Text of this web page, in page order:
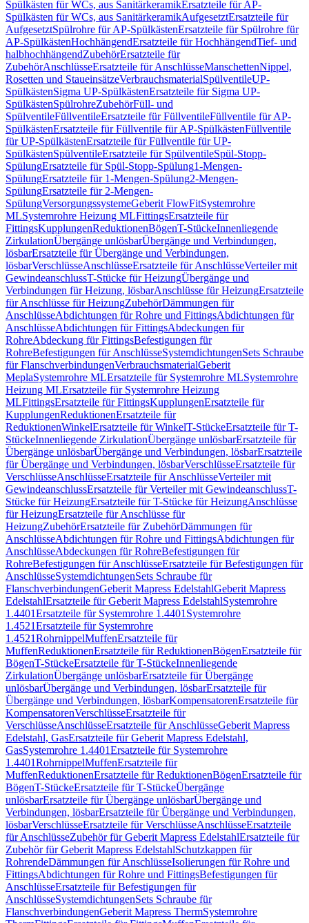
Spülkästen für WCs, aus SanitärkeramikErsatzteile für AP-
Spülkästen für WCs, aus SanitärkeramikAufgesetztErsatzteile für
AufgesetztSpülrohre für AP-SpülkästenErsatzteile für Spülrohre für
AP-SpülkästenHochhängendErsatzteile für HochhängendTief- und
halbhochhängendZubehörErsatzteile für
ZubehörAnschlüsseErsatzteile für AnschlüsseManschettenNippel,
Rosetten und StaueinsätzeVerbrauchsmaterialSpülventileUP-
SpülkästenSigma UP-SpülkästenErsatzteile für Sigma UP-
SpülkästenSpülrohreZubehörFüll- und
SpülventileFüllventileErsatzteile für FüllventileFüllventile für AP-
SpülkästenErsatzteile für Füllventile für AP-SpülkästenFüllventile
für UP-SpülkästenErsatzteile für Füllventile für UP-
SpülkästenSpülventileErsatzteile für SpülventileSpül-Stopp-
SpülungErsatzteile für Spül-Stopp-Spülung1-Mengen-
SpülungErsatzteile für 1-Mengen-Spülung2-Mengen-
SpülungErsatzteile für 2-Mengen-
SpülungVersorgungssystemeGeberit FlowFitSystemrohre
MLSystemrohre Heizung MLFittingsErsatzteile für
FittingsKupplungenReduktionenBögenT-StückeInnenliegende
ZirkulationÜbergänge unlösbarÜbergänge und Verbindungen,
lösbarErsatzteile für Übergänge und Verbindungen,
lösbarVerschlüsseAnschlüsseErsatzteile für AnschlüsseVerteiler mit
GewindeanschlussT-Stücke für HeizungÜbergänge und
Verbindungen für Heizung, lösbarAnschlüsse für HeizungErsatzteile
für Anschlüsse für HeizungZubehörDämmungen für
AnschlüsseAbdichtungen für Rohre und FittingsAbdichtungen für
AnschlüsseAbdichtungen für FittingsAbdeckungen für
RohreAbdeckung für FittingsBefestigungen für
RohreBefestigungen für AnschlüsseSystemdichtungenSets Schraube
für FlanschverbindungenVerbrauchsmaterialGeberit
MeplaSystemrohre MLErsatzteile für Systemrohre MLSystemrohre
Heizung MLErsatzteile für Systemrohre Heizung
MLFittingsErsatzteile für FittingsKupplungenErsatzteile für
KupplungenReduktionenErsatzteile für
ReduktionenWinkelErsatzteile für WinkelT-StückeErsatzteile für T-
StückeInnenliegende ZirkulationÜbergänge unlösbarErsatzteile für
Übergänge unlösbarÜbergänge und Verbindungen, lösbarErsatzteile
für Übergänge und Verbindungen, lösbarVerschlüsseErsatzteile für
VerschlüsseAnschlüsseErsatzteile für AnschlüsseVerteiler mit
GewindeanschlussErsatzteile für Verteiler mit GewindeanschlussT-
Stücke für HeizungErsatzteile für T-Stücke für HeizungAnschlüsse
für HeizungErsatzteile für Anschlüsse für
HeizungZubehörErsatzteile für ZubehörDämmungen für
AnschlüsseAbdichtungen für Rohre und FittingsAbdichtungen für
AnschlüsseAbdeckungen für RohreBefestigungen für
RohreBefestigungen für AnschlüsseErsatzteile für Befestigungen für
AnschlüsseSystemdichtungenSets Schraube für
FlanschverbindungenGeberit Mapress EdelstahlGeberit Mapress
EdelstahlErsatzteile für Geberit Mapress EdelstahlSystemrohre
1.4401Ersatzteile für Systemrohre 1.4401 Systemrohre
1.4521Ersatzteile für Systemrohre
1.4521RohrnippelMuffenErsatzteile für
MuffenReduktionenErsatzteile für ReduktionenBögenErsatzteile für
BögenT-StückeErsatzteile für T-StückeInnenliegende
ZirkulationÜbergänge unlösbarErsatzteile für Übergänge
unlösbarÜbergänge und Verbindungen, lösbarErsatzteile für
Übergänge und Verbindungen, lösbarKompensatorenErsatzteile für
KompensatorenVerschlüsseErsatzteile für
VerschlüsseAnschlüsseErsatzteile für AnschlüsseGeberit Mapress
Edelstahl, GasErsatzteile für Geberit Mapress Edelstahl,
GasSystemrohre 1.4401Ersatzteile für Systemrohre
1.4401RohrnippelMuffenErsatzteile für
MuffenReduktionenErsatzteile für ReduktionenBögenErsatzteile für
BögenT-StückeErsatzteile für T-StückeÜbergänge
unlösbarErsatzteile für Übergänge unlösbarÜbergänge und
Verbindungen, lösbarErsatzteile für Übergänge und Verbindungen,
lösbarVerschlüsseErsatzteile für VerschlüsseAnschlüsseErsatzteile
für AnschlüsseZubehör für Geberit Mapress EdelstahlErsatzteile für
Zubehör für Geberit Mapress EdelstahlSchutzkappen für
RohrendeDämmungen für AnschlüsseIsolierungen für Rohre und
FittingsAbdichtungen für Rohre und FittingsBefestigungen für
AnschlüsseErsatzteile für Befestigungen für
AnschlüsseSystemdichtungenSets Schraube für
FlanschverbindungenGeberit Mapress ThermSystemrohre